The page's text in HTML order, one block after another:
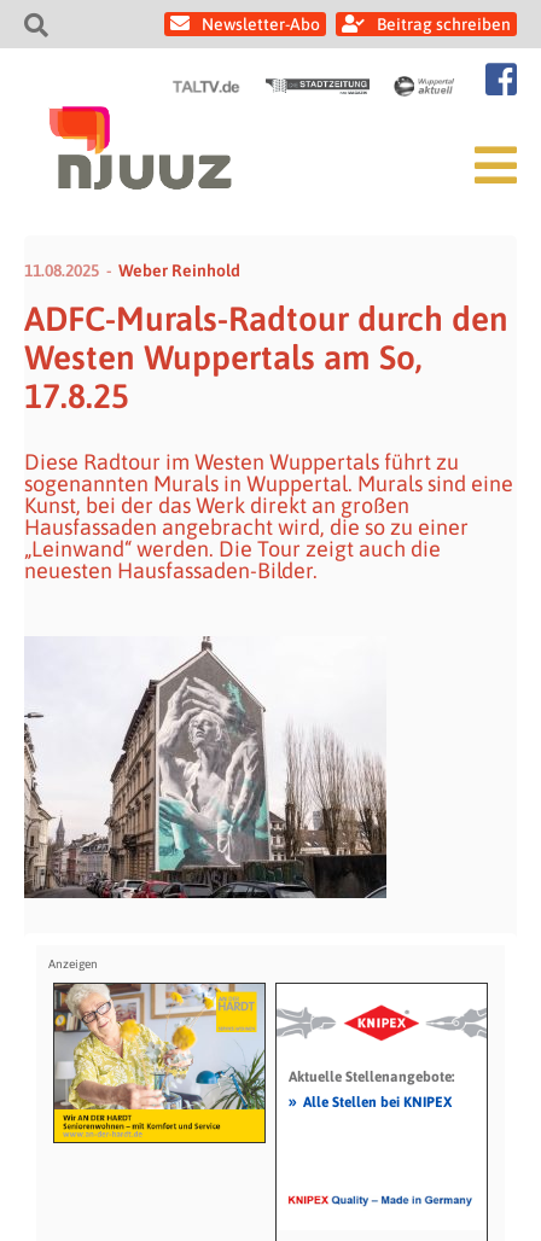
Newsletter-Abo Beitrag schreiben
11.08.2025 Weber Reinhold
ADFC-Murals-Radtour durch den
Westen Wuppertals am So,
17.8.25
Diese Radtour im Westen Wuppertals führt zu
sogenannten Murals in Wuppertal. Murals sind eine
Kunst, bei der das Werk direkt an großen
Hausfassaden angebracht wird, die so zu einer
„Leinwand“ werden. Die Tour zeigt auch die
neuesten Hausfassaden-Bilder.
Aktuelle Stellenangebote:
» Alle Stellen bei KNIPEX